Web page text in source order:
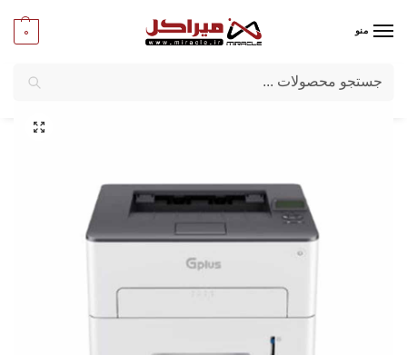
منو 0
میراکل/ماشین‌ های اداری/لوازم اداری